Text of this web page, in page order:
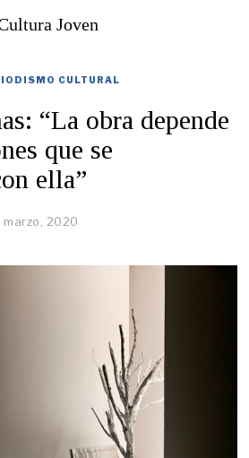
Joven
CULTURAL
“La obra depende
que se
ella”
marzo, 2020